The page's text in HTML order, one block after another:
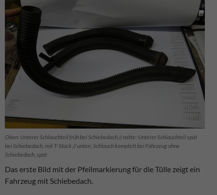
Oben: Unterer Schlauchteil früh bei Schiebedach // mitte: Unterer Schlauchteil spät
bei Schiebedach, mit T-Stück // unten: Schlauch komplett bei Fahrzeug ohne
Schiebedach, spät
Das erste Bild mit der Pfeilmarkierung für die Tülle zeigt ein
Fahrzeug mit Schiebedach.